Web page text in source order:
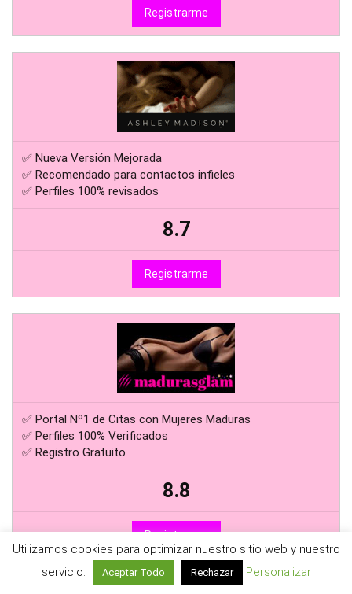
Registrarme
✅ Nueva Versión Mejorada
✅ Recomendado para contactos infieles
✅ Perfiles 100% revisados
8.7
Registrarme
✅ Portal Nº1 de Citas con Mujeres Maduras
✅ Perfiles 100% Verificados
✅ Registro Gratuito
8.8
Registrarme
Utilizamos cookies para optimizar nuestro sitio web y nuestro
servicio.
Aceptar Todo Rechazar Personalizar